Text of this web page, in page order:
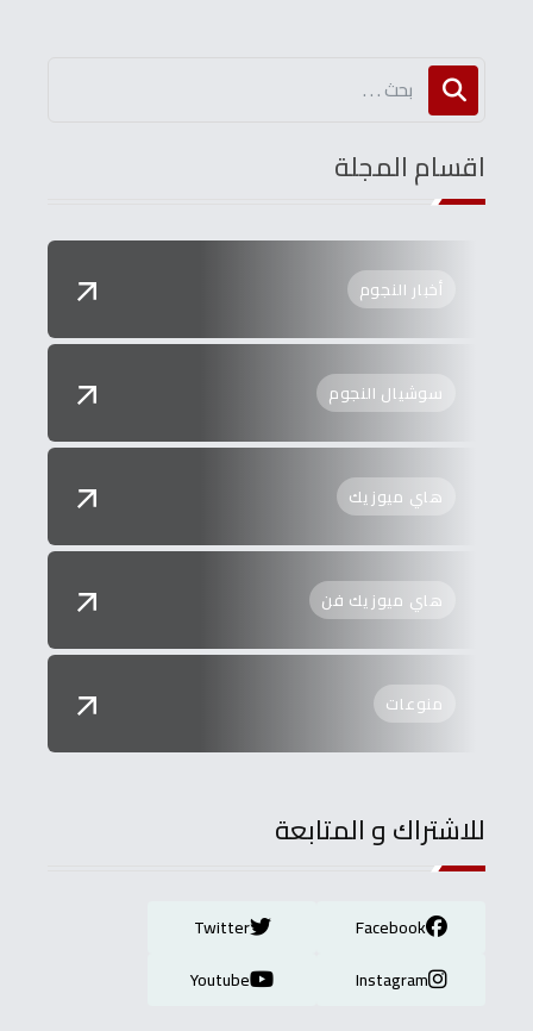
اقسام المجلة
أخبار النجوم
سوشيال النجوم
هاي ميوزيك
هاي ميوزيك فن
منوعات
للاشتراك و المتابعة
Facebook
Twitter
Instagram
Youtube